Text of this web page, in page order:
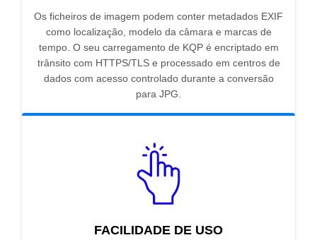
Os ficheiros de imagem podem conter metadados EXIF
como localização, modelo da câmara e marcas de
tempo. O seu carregamento de KQP é encriptado em
trânsito com HTTPS/TLS e processado em centros de
dados com acesso controlado durante a conversão
para JPG.
FACILIDADE DE USO